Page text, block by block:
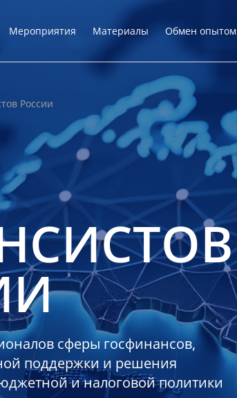
Мероприятия Материалы Обмен опытом
России
сферы госфинансов,
поддержки и решения
и налоговой политики